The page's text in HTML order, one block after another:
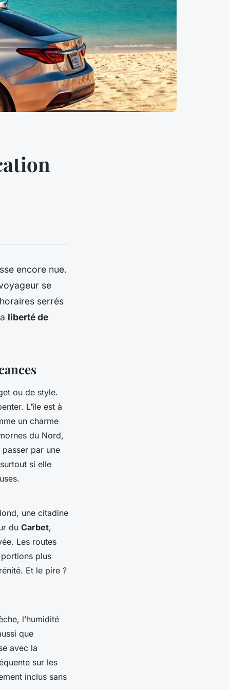
encore nue.
se
serrés
liberté de
ou de style.
L’île est à
un charme
du Nord,
par une
si elle
une citadine
du Carbet,
Les routes
plus
Et le pire ?
l’humidité
que
avec la
sur les
inclus sans